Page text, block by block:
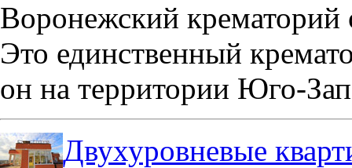
Воронежский крематорий
Это единственный
он на территории Юго-
Двухуровневые